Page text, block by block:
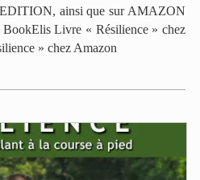
ainsi que sur AMAZON
Livre « Résilience » chez
» chez Amazon